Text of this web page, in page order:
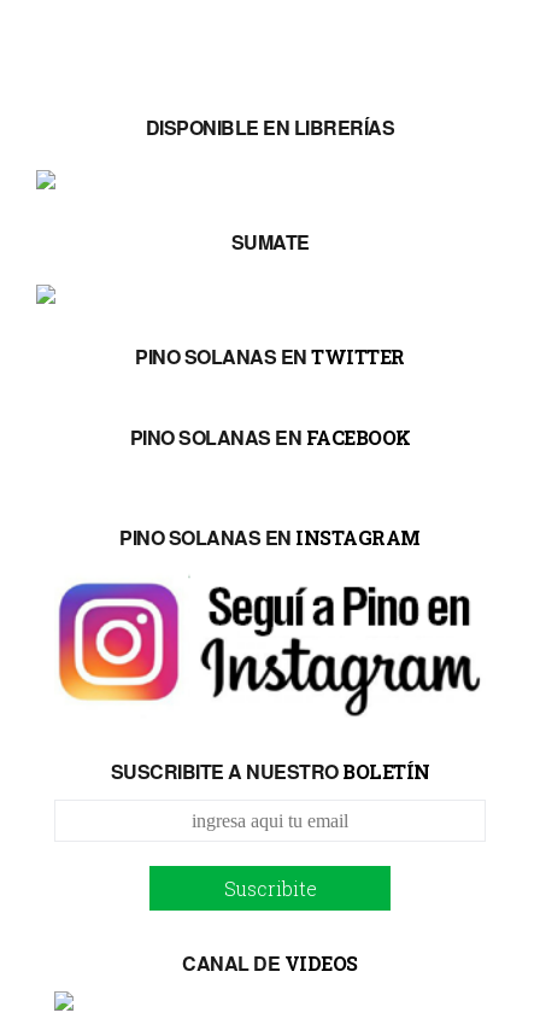
DISPONIBLE EN LIBRERÍAS
SUMATE
PINO SOLANAS ENTWITTER
PINO SOLANAS EN FACEBOOK
PINO SOLANAS EN INSTAGRAM
SUSCRIBITE A NUESTROBOLETÍN
Suscribite
CANAL DE VIDEOS